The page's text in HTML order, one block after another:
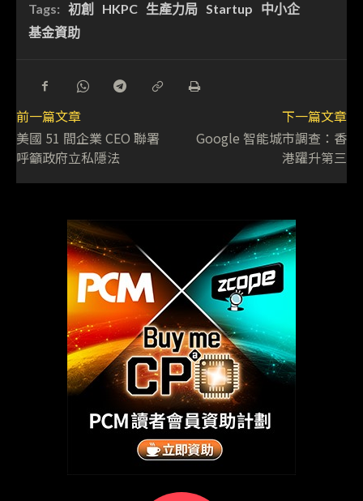
Tags: 初創 HKPC 生產力局 Startup
中小企
基金資助
前一篇文章
美國 51 間企業 CEO 聯署
呼籲政府立私隱法
下一篇文章
Google 智能城市調查：香
港躍升第三